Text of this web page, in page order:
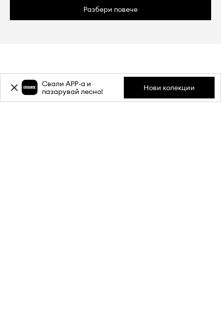
Разбери повече
ЗА НАС Свали APP-a и
пазарувай лесно!
Нови колекции